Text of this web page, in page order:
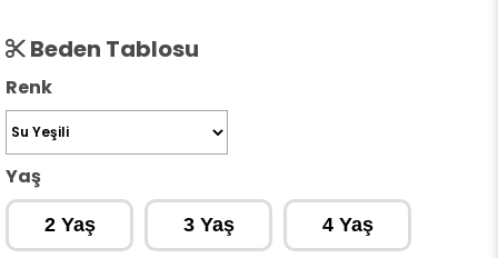
Beden Tablosu
Renk
Yaş
2 Yaş 3 Yaş 4 Yaş